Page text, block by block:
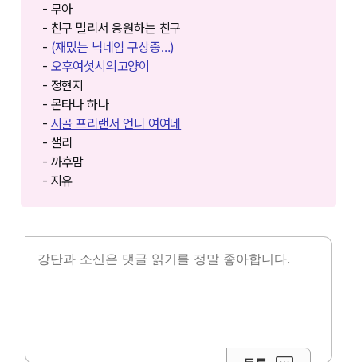
- 무아
- 친구 멀리서 응원하는 친구
- (재밌는 닉네임 구상중…)
- 오후여섯시의고양이
- 정현지
- 몬타나 하나
- 시골 프리랜서 언니 여여네
- 샐리
- 까후맘
- 지유